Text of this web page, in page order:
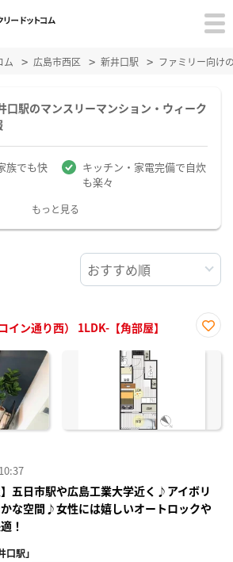
ム 広島市西区 新井口駅 ファミリー向け
口駅のマンスリーマンション・ウィーク
族でも快
キッチン・家電完備で自炊
も楽々
もっと見る
イン通り西） 1LDK-【角部屋】
に入
】五日市駅や広島工業大学近く♪アイボリ
な空間♪女性には嬉しいオートロックや
！
口駅」